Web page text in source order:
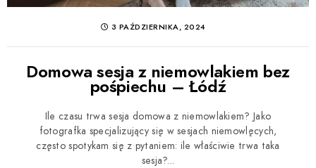
3 PAŹDZIERNIKA, 2024
Domowa sesja z niemowlakiem bez
pośpiechu – Łódź
Ile czasu trwa sesja domowa z niemowlakiem? Jako
fotografka specjalizujący się w sesjach niemowlęcych,
często spotykam się z pytaniem: ile właściwie trwa taka
sesja?...